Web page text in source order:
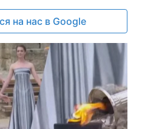
на нас в Google